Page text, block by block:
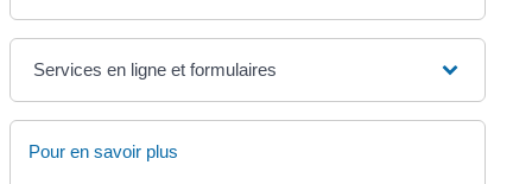
Services en ligne et formulaires
Pour en savoir plus